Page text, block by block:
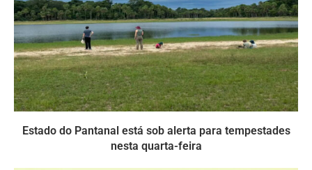
Estado do Pantanal está sob alerta para tempestades
nesta quarta-feira